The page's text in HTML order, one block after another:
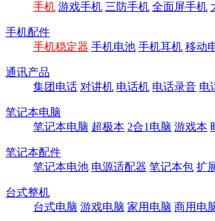
手机 游戏手机 三防手机 全面屏手机
手机配件
手机稳定器 手机电池 手机耳机 移动
通讯产品
集团电话 对讲机 电话机 电话录音 电
笔记本电脑
笔记本电脑 超极本 2合1电脑 游戏本
笔记本配件
笔记本电池 电源适配器 笔记本包 扩
台式整机
台式电脑 游戏电脑 家用电脑 商用电